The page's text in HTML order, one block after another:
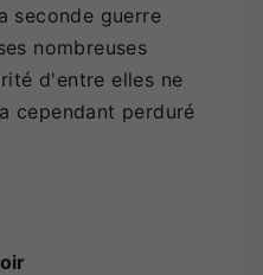
seconde guerre
nombreuses
d'entre elles ne
cependant perduré